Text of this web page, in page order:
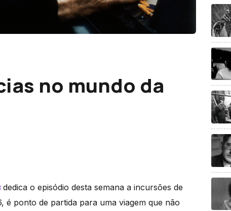
no mundo da
dedica o episódio desta semana a incursões de
é ponto de partida para uma viagem que não